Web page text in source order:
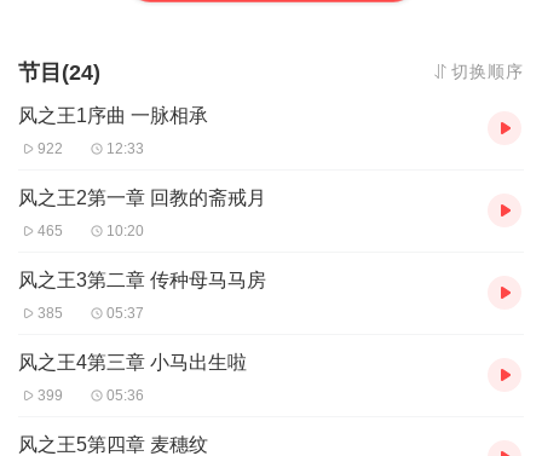
撑，终于等到了辉煌的一刻。
节目(24) 切换顺序
风之王1序曲 一脉相承
922 12:33
风之王2第一章 回教的斋戒月
465 10:20
风之王3第二章 传种母马马房
385 05:37
风之王4第三章 小马出生啦
399 05:36
风之王5第四章 麦穗纹